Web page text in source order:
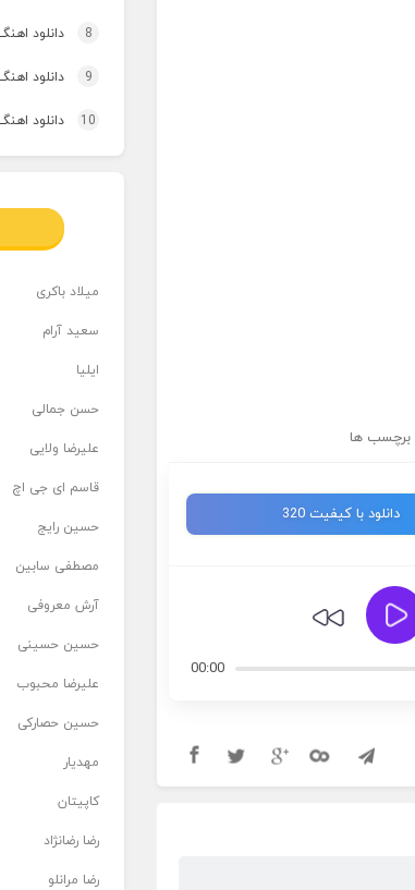
برچسب ها
دانلود با کیفیت 320
00:00
8 دانلود
9 دانلود
10 دانلود
میلاد باکری
سعید آرام
ایلیا
حسن جمالی
علیرضا ولایی
قاسم ای جی اچ
حسین رایج
مصطفی سابین
آرش معروفی
حسین حسینی
علیرضا محبوب
حسین حصارکی
مهدیار
کاپیتان
رضا رضانژاد
رضا مرانلو